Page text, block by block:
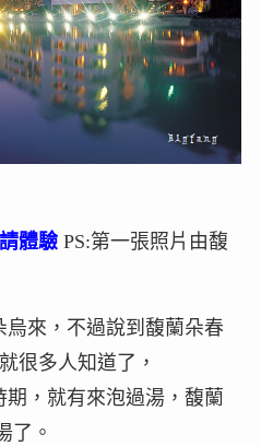
體驗PS:第一張照片由馥
來，不過說到馥蘭朵春
很多人知道了，
，就有來泡過湯，馥蘭
了。